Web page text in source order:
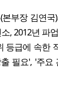
부장 김연
, 2012년 파
등급에 속한
필요', '주요